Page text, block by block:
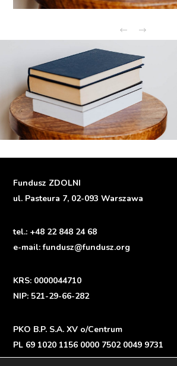
Fundusz ZDOLNI
ul. Pasteura 7, 02-093 Warszawa
tel.: +48 22 848 24 68
e-mail:fundusz@fundusz.org
KRS: 0000044710
NIP: 521-29-66-282
PKO B.P. S.A. XV o/Centrum
PL 69 1020 1156 0000 7502 0049 9731